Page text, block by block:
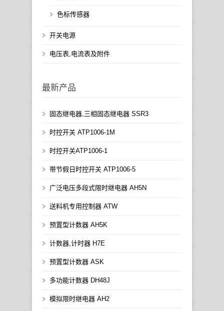
色标传感器
开关电源
电压表,电流表及附件
最新产品
固态继电器,三相固态继电器 SSR3
时控开关 ATP1006-1M
时控开关ATP1006-1
带节假日时控开关 ATP1006-5
广泛电压多段式限时继电器 AH5N
送料机专用控制器 ATW
预置型计数器 AH5K
计数器,计时器 H7E
预置型计数器 ASK
多功能计数器 DH48J
模拟限时继电器 AH2